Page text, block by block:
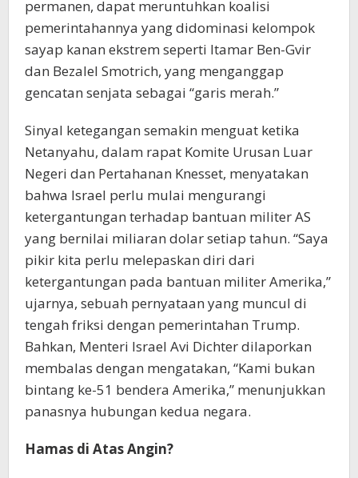
permanen, dapat meruntuhkan koalisi
pemerintahannya yang didominasi kelompok
sayap kanan ekstrem seperti Itamar Ben-Gvir
dan Bezalel Smotrich, yang menganggap
gencatan senjata sebagai “garis merah.”
Sinyal ketegangan semakin menguat ketika
Netanyahu, dalam rapat Komite Urusan Luar
Negeri dan Pertahanan Knesset, menyatakan
bahwa Israel perlu mulai mengurangi
ketergantungan terhadap bantuan militer AS
yang bernilai miliaran dolar setiap tahun. “Saya
pikir kita perlu melepaskan diri dari
ketergantungan pada bantuan militer Amerika,”
ujarnya, sebuah pernyataan yang muncul di
tengah friksi dengan pemerintahan Trump.
Bahkan, Menteri Israel Avi Dichter dilaporkan
membalas dengan mengatakan, “Kami bukan
bintang ke-51 bendera Amerika,” menunjukkan
panasnya hubungan kedua negara.
Hamas di Atas Angin?